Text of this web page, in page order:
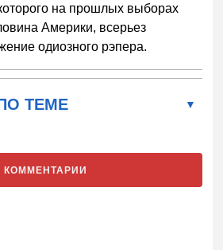
на прошлых выборах
Америки, всерьез
одиозного рэпера.
ТЕМЕ
КОММЕНТАРИИ